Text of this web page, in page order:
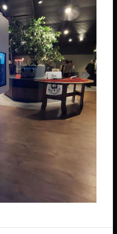
des particuliers et
et en Île-de-France
59 01
nous